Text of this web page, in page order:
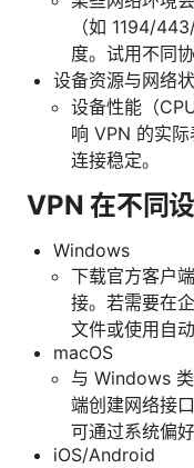
（如 1194/
度。试用不同
设备资源与网络
设备性能（
响 VPN 的实
连接稳定。
VPN 在不同
Windows
下载官方客户
接。若需要在
文件或使用自动
macOS
与 Windows
端创建网络接
可通过系统偏
iOS/Android